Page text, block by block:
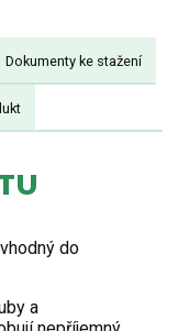
Dokumenty ke stažení
do
a